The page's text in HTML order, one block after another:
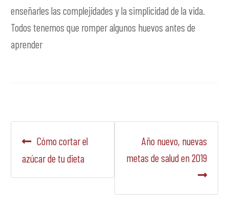
enseñarles las complejidades y la simplicidad de la vida.
Todos tenemos que romper algunos huevos antes de
aprender
Navegación
de
entradas
Anterior:
Cómo cortar el
azúcar de tu dieta
Siguiente:
Año nuevo, nuevas
metas de salud en 2019